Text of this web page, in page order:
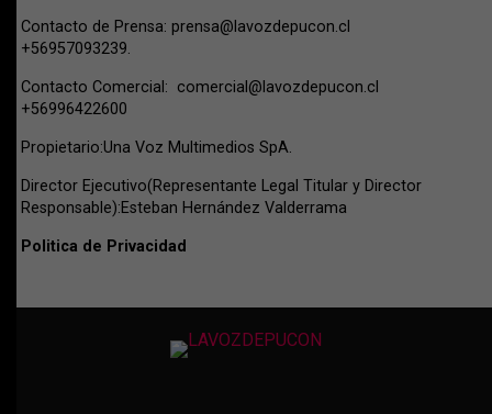
Contacto de Prensa: prensa@lavozdepucon.cl
+56957093239.
Contacto Comercial: comercial@lavozdepucon.cl
+56996422600
Propietario:Una Voz Multimedios SpA.
Director Ejecutivo(Representante Legal Titular y Director
Responsable):Esteban Hernández Valderrama
Politica de Privacidad